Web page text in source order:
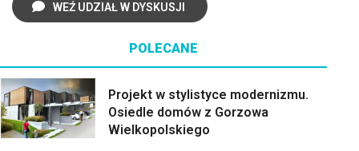
WEŹ UDZIAŁ W DYSKUSJI
POLECANE
Projekt w stylistyce modernizmu.
Osiedle domów z Gorzowa
Wielkopolskiego